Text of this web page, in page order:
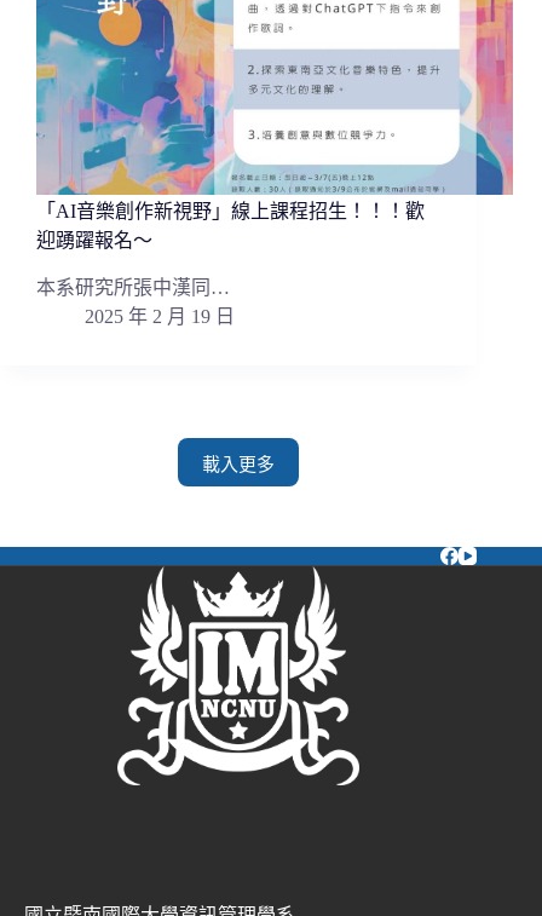
「AI音樂創作新視野」線上課程招生！！！歡
迎踴躍報名～
本系研究所張中漢同…
2025 年 2 月 19 日
載入更多